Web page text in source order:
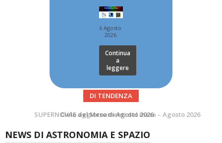
6 Agosto
2026
Continua
a
leggere
DI TENDENZA
SUPERNOVAE aggiornamenti del mese – Agosto 2026
Le Comete del mese di Agosto: LA 10P/TEMPEL AL PERIELIO
NEWS DI ASTRONOMIA E SPAZIO